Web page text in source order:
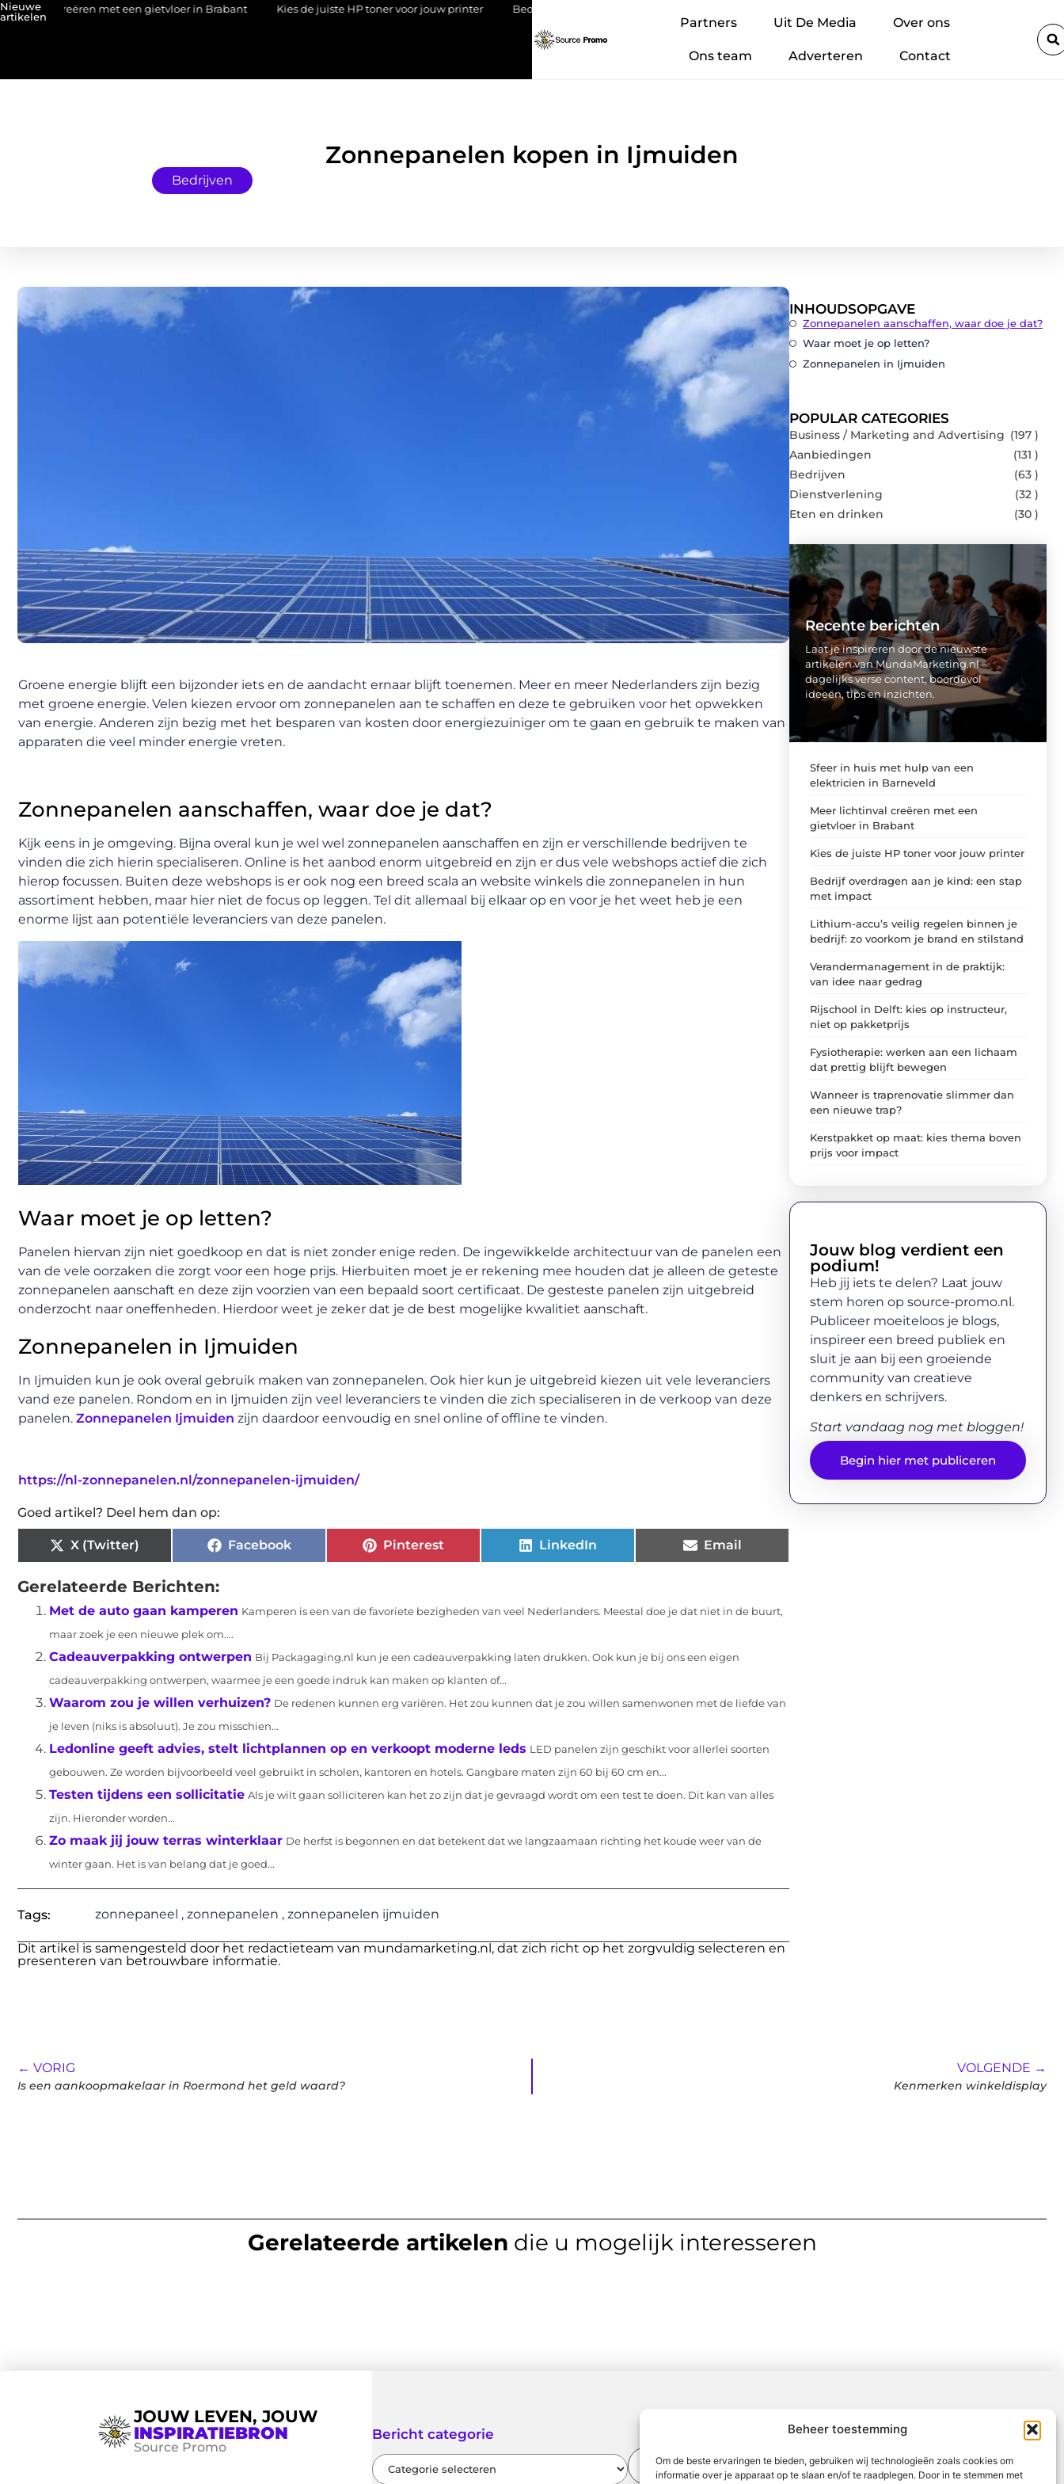
Beheer toestemming
Om de beste ervaringen te bieden, gebruiken wij technologieën zoals cookies om
informatie over je apparaat op te slaan en/of te raadplegen. Door in te stemmen met
Nieuwe
artikelen
met een gietvloer in Brabant Kies de juiste HP toner voor jouw printer Bedrijf overdragen aan je kind: een stap met impact
Partners Uit De Media Over ons
Ons team Adverteren Contact
Zonnepanelen kopen in Ijmuiden
Bedrijven
Groene energie blijft een bijzonder iets en de aandacht ernaar blijft toenemen. Meer en meer Nederlanders zijn bezig
met groene energie. Velen kiezen ervoor om zonnepanelen aan te schaffen en deze te gebruiken voor het opwekken
van energie. Anderen zijn bezig met het besparen van kosten door energiezuiniger om te gaan en gebruik te maken van
apparaten die veel minder energie vreten.
Zonnepanelen aanschaffen, waar doe je dat?
Kijk eens in je omgeving. Bijna overal kun je wel wel zonnepanelen aanschaffen en zijn er verschillende bedrijven te
vinden die zich hierin specialiseren. Online is het aanbod enorm uitgebreid en zijn er dus vele webshops actief die zich
hierop focussen. Buiten deze webshops is er ook nog een breed scala an website winkels die zonnepanelen in hun
assortiment hebben, maar hier niet de focus op leggen. Tel dit allemaal bij elkaar op en voor je het weet heb je een
enorme lijst aan potentiële leveranciers van deze panelen.
Waar moet je op letten?
Panelen hiervan zijn niet goedkoop en dat is niet zonder enige reden. De ingewikkelde architectuur van de panelen een
van de vele oorzaken die zorgt voor een hoge prijs. Hierbuiten moet je er rekening mee houden dat je alleen de geteste
zonnepanelen aanschaft en deze zijn voorzien van een bepaald soort certificaat. De gesteste panelen zijn uitgebreid
onderzocht naar oneffenheden. Hierdoor weet je zeker dat je de best mogelijke kwalitiet aanschaft.
Zonnepanelen in Ijmuiden
In Ijmuiden kun je ook overal gebruik maken van zonnepanelen. Ook hier kun je uitgebreid kiezen uit vele leveranciers
vand eze panelen. Rondom en in Ijmuiden zijn veel leveranciers te vinden die zich specialiseren in de verkoop van deze
panelen. Zonnepanelen Ijmuiden zijn daardoor eenvoudig en snel online of offline te vinden.
https://nl-zonnepanelen.nl/zonnepanelen-ijmuiden/
Goed artikel? Deel hem dan op:
X (Twitter) Facebook Pinterest LinkedIn Email
Gerelateerde Berichten:
Met de auto gaan kamperen Kamperen is een van de favoriete bezigheden van veel Nederlanders. Meestal doe je dat niet in de buurt,
maar zoek je een nieuwe plek om....
Cadeauverpakking ontwerpen Bij Packagaging.nl kun je een cadeauverpakking laten drukken. Ook kun je bij ons een eigen
cadeauverpakking ontwerpen, waarmee je een goede indruk kan maken op klanten of...
Waarom zou je willen verhuizen? De redenen kunnen erg variëren. Het zou kunnen dat je zou willen samenwonen met de liefde van
je leven (niks is absoluut). Je zou misschien...
Ledonline geeft advies, stelt lichtplannen op en verkoopt moderne leds LED panelen zijn geschikt voor allerlei soorten
gebouwen. Ze worden bijvoorbeeld veel gebruikt in scholen, kantoren en hotels. Gangbare maten zijn 60 bij 60 cm en...
Testen tijdens een sollicitatie Als je wilt gaan solliciteren kan het zo zijn dat je gevraagd wordt om een test te doen. Dit kan van alles
zijn. Hieronder worden...
Zo maak jij jouw terras winterklaar De herfst is begonnen en dat betekent dat we langzaamaan richting het koude weer van de
winter gaan. Het is van belang dat je goed...
Tags: zonnepaneel , zonnepanelen , zonnepanelen ijmuiden
Dit artikel is samengesteld door het redactieteam van mundamarketing.nl, dat zich richt op het zorgvuldig selecteren en
presenteren van betrouwbare informatie.
INHOUDSOPGAVE
Zonnepanelen aanschaffen, waar doe je dat?
Waar moet je op letten?
Zonnepanelen in Ijmuiden
POPULAR CATEGORIES
Business / Marketing and Advertising (197 )
Aanbiedingen
(131 )
Bedrijven
(63 )
Dienstverlening
(32 )
Eten en drinken
(30 )
Recente berichten
Laat je inspireren door de nieuwste
artikelen van MundaMarketing.nl –
dagelijks verse content, boordevol
ideeën, tips en inzichten.
Sfeer in huis met hulp van een
elektricien in Barneveld
Meer lichtinval creëren met een
gietvloer in Brabant
Kies de juiste HP toner voor jouw printer
Bedrijf overdragen aan je kind: een stap
met impact
Lithium-accu’s veilig regelen binnen je
bedrijf: zo voorkom je brand en stilstand
Verandermanagement in de praktijk:
van idee naar gedrag
Rijschool in Delft: kies op instructeur,
niet op pakketprijs
Fysiotherapie: werken aan een lichaam
dat prettig blijft bewegen
Wanneer is traprenovatie slimmer dan
een nieuwe trap?
Kerstpakket op maat: kies thema boven
prijs voor impact
Jouw blog verdient een
podium!
Heb jij iets te delen? Laat jouw
stem horen op source-promo.nl.
Publiceer moeiteloos je blogs,
inspireer een breed publiek en
sluit je aan bij een groeiende
community van creatieve
denkers en schrijvers.
Start vandaag nog met bloggen!
Begin hier met publiceren
← VORIG
Is een aankoopmakelaar in Roermond het geld waard?
VOLGENDE →
Kenmerken winkeldisplay
Gerelateerde artikelen die u mogelijk interesseren
JOUW LEVEN, JOUW
INSPIRATIEBRON
Source Promo
Bericht categorie